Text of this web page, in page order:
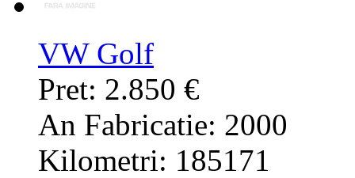
VW Golf
Pret: 2.850 €
An Fabricatie: 2000
Kilometri: 185171